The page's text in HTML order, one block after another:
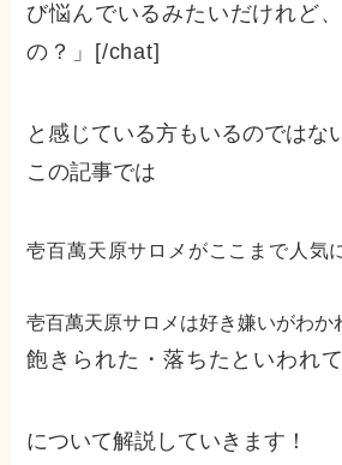
び悩んでいるみたいだけれど
の？」
[/chat]
と感じている方もいるのではな
この記事では
壱百萬天原サロメがここまで人気
壱百萬天原サロメは好き嫌いがわか
飽きられた・落ちたといわれ
について解説していきます！